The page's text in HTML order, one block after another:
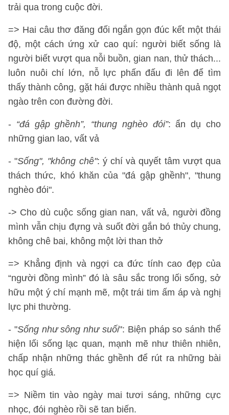
trải qua trong cuộc đời.
=> Hai câu thơ đăng đối ngắn gọn đúc kết một thái
độ, một cách ứng xử cao quí: người biết sống là
người biết vượt qua nỗi buồn, gian nan, thử thách...
luôn nuôi chí lớn, nỗ lực phấn đấu đi lên để tìm
thấy thành công, gặt hái được nhiều thành quả ngọt
ngào trên con đường đời.
- “đá gập ghềnh”, “thung nghèo đói”: ẩn dụ cho
những gian lao, vất vả
- "Sống", "không chê": ý chí và quyết tâm vượt qua
thách thức, khó khăn của "đá gập ghềnh", "thung
nghèo đói".
-> Cho dù cuộc sống gian nan, vất vả, người đồng
mình vẫn chịu đựng và suốt đời gắn bó thủy chung,
không chê bai, không một lời than thở
=> Khẳng định và ngợi ca đức tính cao đẹp của
“người đồng mình” đó là sâu sắc trong lối sống, sở
hữu một ý chí mạnh mẽ, một trái tim ấm áp và nghị
lực phi thường.
- "Sống như sông như suối": Biện pháp so sánh thể
hiện lối sống lạc quan, mạnh mẽ như thiên nhiên,
chấp nhận những thác ghềnh để rút ra những bài
học quí giá.
=> Niềm tin vào ngày mai tươi sáng, những cực
nhọc, đói nghèo rồi sẽ tan biến.